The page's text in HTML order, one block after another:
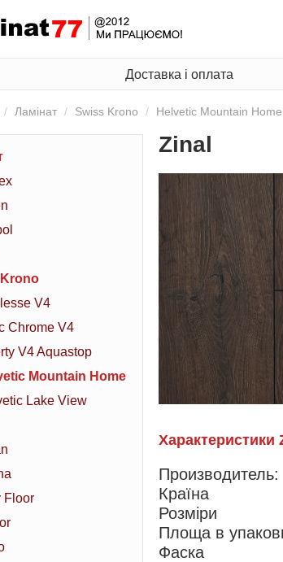
Доставка і оплата
Ламінат Swiss Krono Helvetic Mountain Home
V4
Chrome V4
V4 Aquastop
Mountain Home
Lake View
Floor
Zinal
Характеристики
Производитель:
Країна
Розміри
Площа в
Фаска